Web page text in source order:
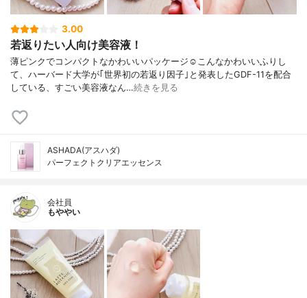
3.00
若返りたい人向け美容液！
薄ピンクでコンパクトなかわいいパッケージ☺️こんなかわいいふりし
て、ハーバード大学が｢世界初の若返り因子｣と発表したGDF-11を配合
している、すごい美容液なん…続きを見る
ASHADA(アスハダ)
パーフェクトクリアエッセンス
会社員
もややい